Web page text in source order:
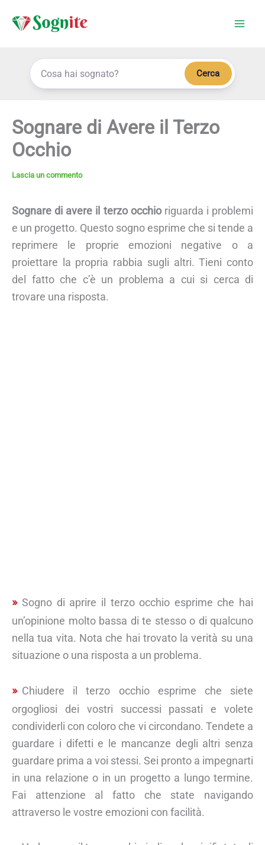
Cerca
Sognare di Avere il Terzo
Occhio
Lascia un commento
Sognare di avere il terzo occhioriguarda i problemi
e un progetto. Questo sogno esprime che si tende a
reprimere le proprie emozioni negative o a
proiettare la propria rabbia sugli altri. Tieni conto
del fatto che c’è un problema a cui si cerca di
trovare una risposta.
Sogno di aprire il terzo occhio esprime che hai
un’opinione molto bassa di te stesso o di qualcuno
nella tua vita. Nota che hai trovato la verità su una
situazione o una risposta a un problema.
Chiudere il terzo occhio esprime che siete
orgogliosi dei vostri successi passati e volete
condividerli con coloro che vi circondano. Tendete a
guardare i difetti e le mancanze degli altri senza
guardare prima a voi stessi. Sei pronto a impegnarti
in una relazione o in un progetto a lungo termine.
Fai attenzione al fatto che state navigando
attraverso le vostre emozioni con facilità.